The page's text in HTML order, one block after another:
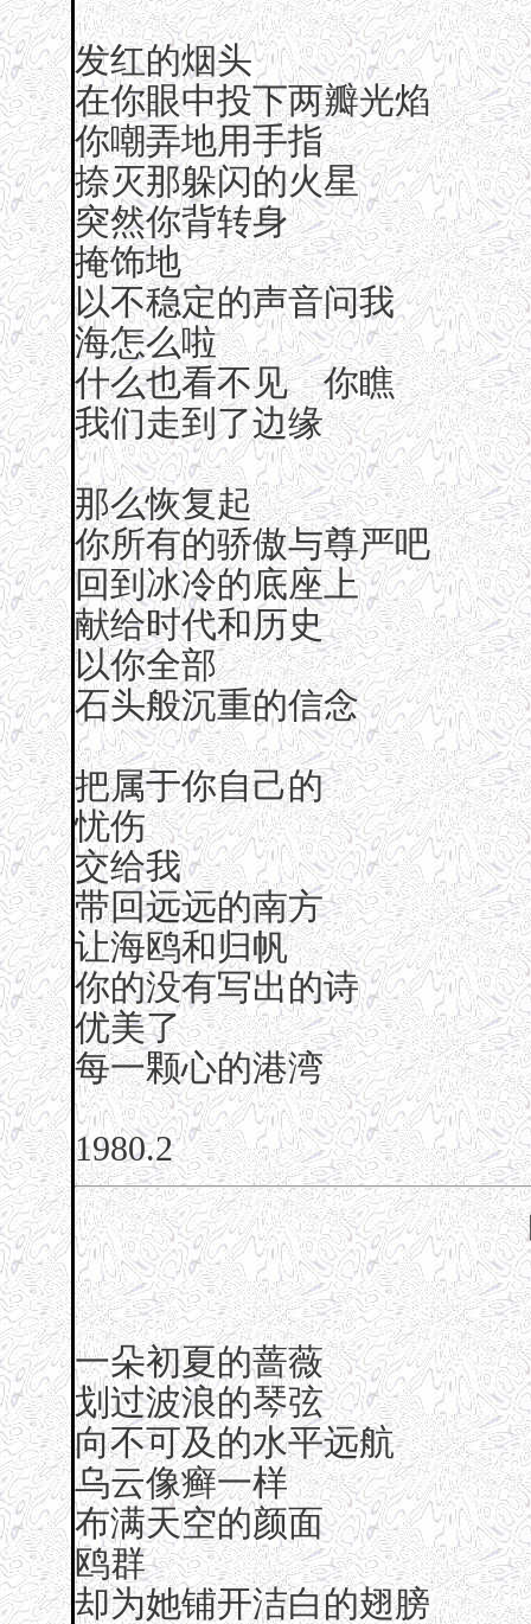
发红的烟头
在你眼中投下两瓣光焰
你嘲弄地用手指
捺灭那躲闪的火星
突然你背转身
掩饰地
以不稳定的声音问我
海怎么啦
什么也看不见 你瞧
我们走到了边缘
那么恢复起
你所有的骄傲与尊严吧
回到冰冷的底座上
献给时代和历史
以你全部
石头般沉重的信念
把属于你自己的
忧伤
交给我
带回远远的南方
让海鸥和归帆
你的没有写出的诗
优美了
每一颗心的港湾
1980.2
一朵初夏的蔷薇
划过波浪的琴弦
向不可及的水平远航
乌云像癣一样
布满天空的颜面
鸥群
却为她铺开洁白的翅膀